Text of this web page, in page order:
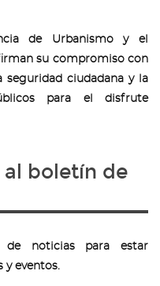
de Urbanismo y el
su compromiso con
seguridad ciudadana y la
para el disfrute
boletín de
de noticias para estar
y eventos.